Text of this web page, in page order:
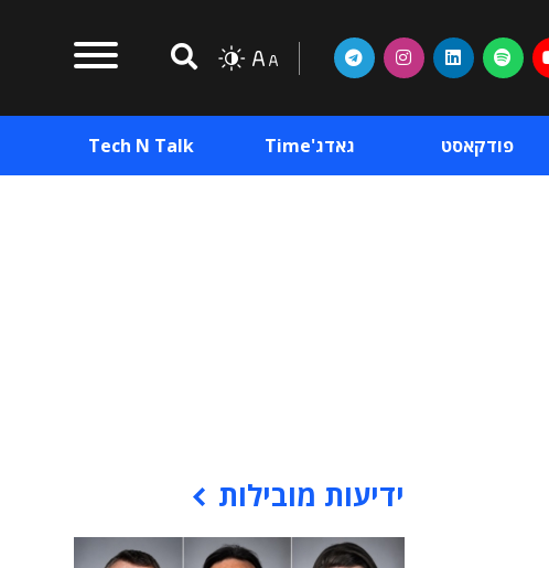
פודקאסט גאדג'Time Tech N Talk
ידיעות מובילות